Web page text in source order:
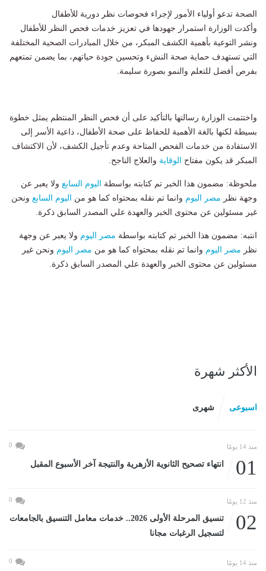
الصحة تدعو أولياء الأمور لإجراء فحوصات نظر دورية للأطفال
وأكدت الوزارة استمرار جهودها في تعزيز خدمات فحص النظر للأطفال
ونشر التوعية بأهمية الكشف المبكر، من خلال المبادرات الصحية المختلفة
التي تستهدف حماية صحة النشء وتحسين جودة حياتهم، بما يضمن تمتعهم
بفرص أفضل للتعلم والنمو بصورة سليمة.
واختتمت الوزارة رسالتها بالتأكيد على أن فحص النظر المنتظم يمثل خطوة
بسيطة لكنها بالغة الأهمية للحفاظ على صحة الأطفال، داعية الأسر إلى
الاستفادة من خدمات الفحص المتاحة وعدم تأجيل الكشف، لأن الاكتشاف
المبكر قد يكون مفتاح الوقاية والعلاج الناجح.
ملحوظة: مضمون هذا الخبر تم كتابته بواسطة اليوم السابع ولا يعبر عن
وجهة نظر مصر اليوم وانما تم نقله بمحتواه كما هو من اليوم السابع ونحن
غير مسئولين عن محتوى الخبر والعهدة علي المصدر السابق ذكرة.
انتبه: مضمون هذا الخبر تم كتابته بواسطة مصر اليوم ولا يعبر عن وجهة
نظر مصر اليوم وانما تم نقله بمحتواه كما هو من مصر اليوم ونحن غير
مسئولين عن محتوى الخبر والعهدة علي المصدر السابق ذكرة.
الأكثر شهرة
اسبوعى شهرى
منذ 14 يومًا 0
01 انتهاء تصحيح الثانوية الأزهرية والنتيجة آخر الأسبوع المقبل
منذ 12 يومًا 0
02
تنسيق المرحلة الأولى 2026.. خدمات معامل التنسيق بالجامعات
لتسجيل الرغبات مجانا
منذ 14 يومًا 0